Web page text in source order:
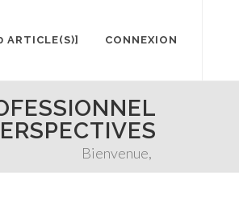
ARTICLE(S)] CONNEXION
Bienvenue,